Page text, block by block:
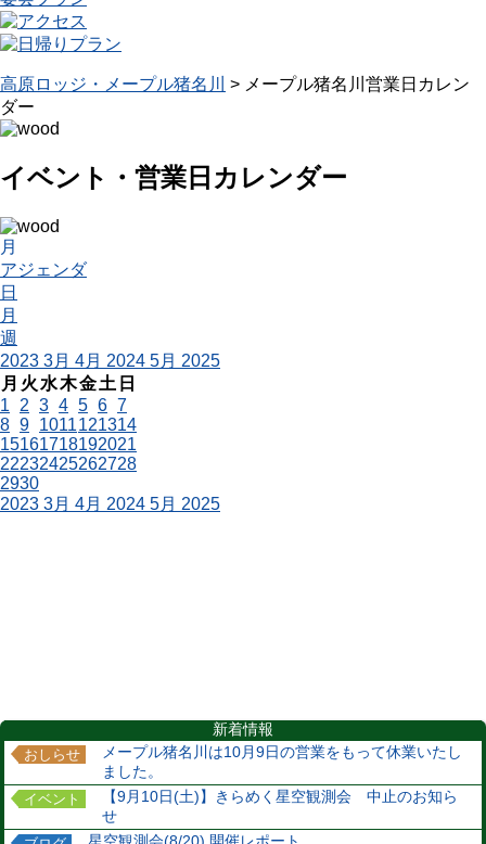
高原ロッジ・メープル猪名川 > メープル猪名川営業日カレン
ダー
イベント・営業日カレンダー
月
アジェンダ
日
月
週
2023 3月 4月 2024 5月 2025
月 火 水木金土 日
1
2 3 4 5 6 7
8 9 1011121314
15161718192021
22232425262728
2930
2023 3月 4月 2024 5月 2025
新着情報
おしらせ
メープル猪名川は10月9日の営業をもって休業いたし
ました。
イベント
【9月10日(土)】きらめく星空観測会 中止のお知ら
せ
星空観測会(8/20) 開催レポート